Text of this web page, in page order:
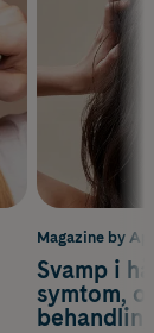
Magazine by
Svamp i
symtom,